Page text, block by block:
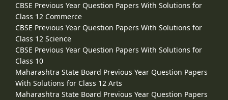
CBSE Previous Year Question Papers With Solutions for
Class 12 Commerce
CBSE Previous Year Question Papers With Solutions for
Class 12 Science
CBSE Previous Year Question Papers With Solutions for
Class 10
Maharashtra State Board Previous Year Question Papers
With Solutions for Class 12 Arts
Maharashtra State Board Previous Year Question Papers